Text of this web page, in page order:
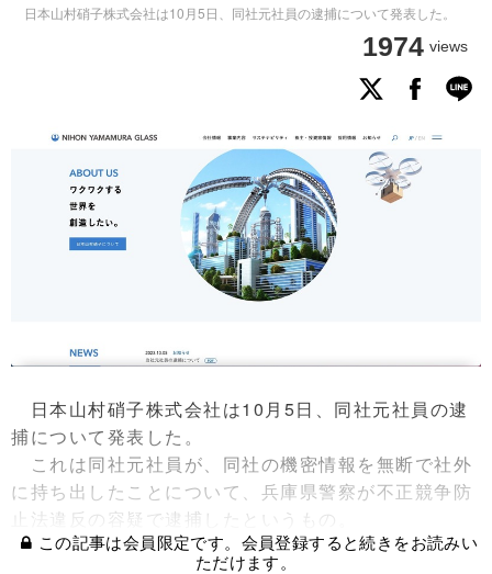
日本山村硝子株式会社は10月5日、同社元社員の逮捕について発表した。
1974 views
日本山村硝子株式会社は10月5日、同社元社員の逮
捕について発表した。
これは同社元社員が、同社の機密情報を無断で社外
に持ち出したことについて、兵庫県警察が不正競争防
止法違反の容疑で逮捕したというもの。
この記事は会員限定です。会員登録すると続きをお読みい
ただけます。